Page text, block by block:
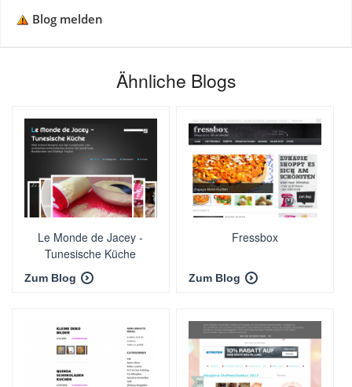
Blog melden
Ähnliche Blogs
Le Monde de Jacey -
Tunesische Küche
Zum Blog
Fressbox
Zum Blog